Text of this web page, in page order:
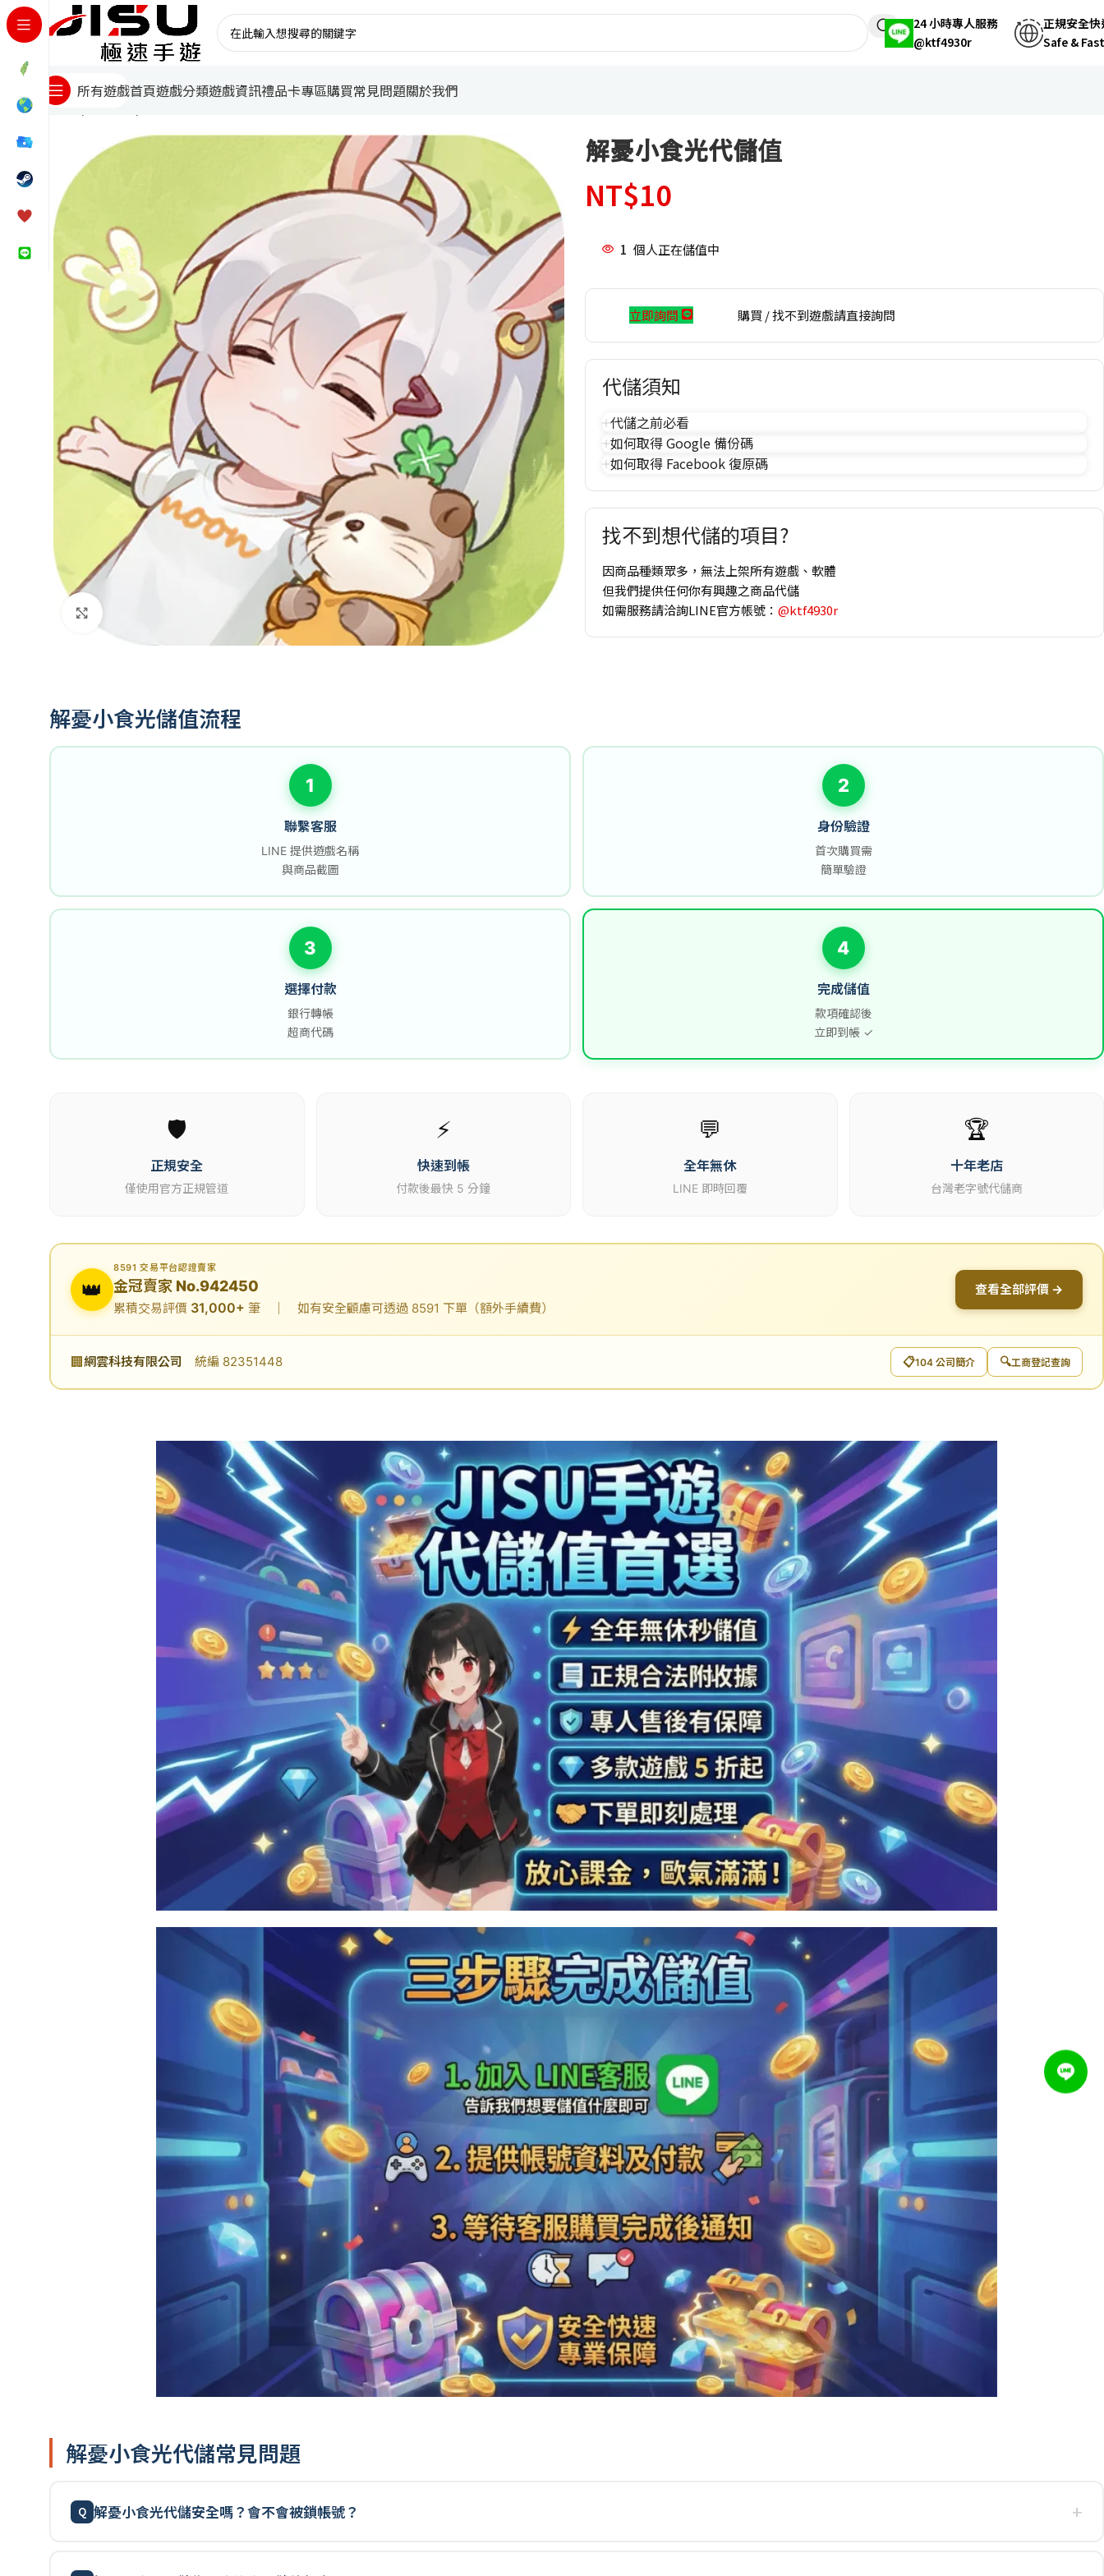
24 小時專人服務
@ktf4930r
正規安全快
Safe & Fast
所有遊戲首頁遊戲分類遊戲資訊禮品卡專區購買常見問題關於我們
首頁
解憂小食光代儲值
NT$10
1 個人正在儲值中
立即詢問 購買 / 找不到遊戲請直接詢問
代儲須知
代儲之前必看
如何取得 Google 備份碼
如何取得 Facebook 復原碼
找不到想代儲的項目?
因商品種類眾多，無法上架所有遊戲、軟體
但我們提供任何你有興趣之商品代儲
如需服務請洽詢LINE官方帳號： @ktf4930r
解憂小食光儲值流程
1
聯繫客服
LINE 提供遊戲名稱
與商品截圖
2
身份驗證
首次購買需
簡單驗證
3
選擇付款
銀行轉帳
超商代碼
4
完成儲值
款項確認後
立即到帳 ✓
🛡️
正規安全
僅使用官方正規管道
⚡
快速到帳
付款後最快 5 分鐘
💬
全年無休
LINE 即時回覆
🏆
十年老店
台灣老字號代儲商
👑
8591 交易平台認證賣家
金冠賣家 No.942450
累積交易評價 31,000+ 筆 ｜ 如有安全顧慮可透過 8591 下單（額外手續費）
查看全部評價 →
🏢網雲科技有限公司 統編 82351448 📋104 公司簡介 🔍工商登記查詢
解憂小食光代儲常見問題
解憂小食光代儲安全嗎？會不會被鎖帳號？